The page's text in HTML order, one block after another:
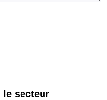
le secteur